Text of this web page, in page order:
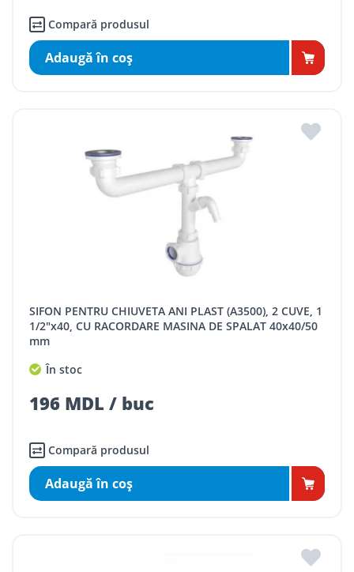
Compară produsul
Adaugă în coş
SIFON PENTRU CHIUVETA ANI PLAST (A3500), 2 CUVE, 1
1/2"x40, CU RACORDARE MASINA DE SPALAT 40x40/50
mm
În stoc
196 MDL / buc
Compară produsul
Adaugă în coş